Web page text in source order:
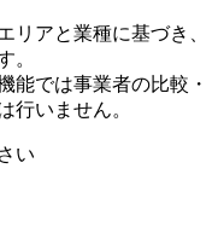
アと業種に基づき、
。
能では事業者の比較・
行いません。
い